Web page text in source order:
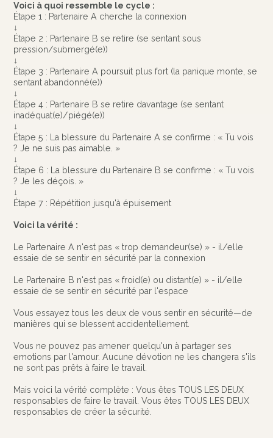
Voici à quoi ressemble le cycle :
Étape 1 : Partenaire A cherche la connexion
↓
Étape 2 : Partenaire B se retire (se sentant sous
pression/submergé(e))
↓
Étape 3 : Partenaire A poursuit plus fort (la panique monte, se
sentant abandonné(e))
↓
Étape 4 : Partenaire B se retire davantage (se sentant
inadéquat(e)/piégé(e))
↓
Étape 5 : La blessure du Partenaire A se confirme : « Tu vois
? Je ne suis pas aimable. »
↓
Étape 6 : La blessure du Partenaire B se confirme : « Tu vois
? Je les déçois. »
↓
Étape 7 : Répétition jusqu'à épuisement
Voici la vérité :
Le Partenaire A n'est pas « trop demandeur(se) » - il/elle
essaie de se sentir en sécurité par la connexion
Le Partenaire B n'est pas « froid(e) ou distant(e) » - il/elle
essaie de se sentir en sécurité par l'espace
Vous essayez tous les deux de vous sentir en sécurité—de
manières qui se blessent accidentellement.
Vous ne pouvez pas amener quelqu'un à partager ses
emotions par l'amour. Aucune dévotion ne les changera s'ils
ne sont pas prêts à faire le travail.
Mais voici la vérité complète : Vous êtes TOUS LES DEUX
responsables de faire le travail. Vous êtes TOUS LES DEUX
responsables de créer la sécurité.